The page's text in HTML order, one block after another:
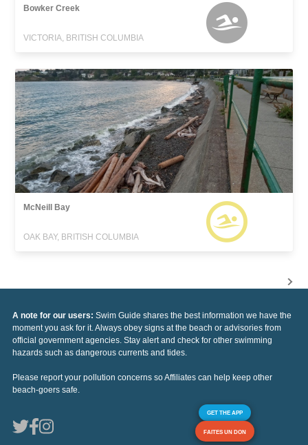
Bowker Creek
VICTORIA, BRITISH COLUMBIA
McNeill Bay
OAK BAY, BRITISH COLUMBIA
A note for our users: Swim Guide shares the best information we have the
moment you ask for it. Always obey signs at the beach or advisories from
official government agencies. Stay alert and check for other swimming
hazards such as dangerous currents and tides.
Please report your pollution concerns so Affiliates can help keep other
beach-goers safe.
GET THE APP
FAITES UN DON